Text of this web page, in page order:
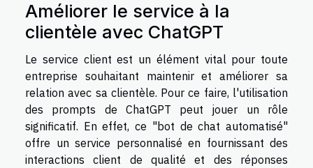
Améliorer le service à la
clientèle avec ChatGPT
Le service client est un élément vital pour toute
entreprise souhaitant maintenir et améliorer sa
relation avec sa clientèle. Pour ce faire, l'utilisation
des prompts de ChatGPT peut jouer un rôle
significatif. En effet, ce "bot de chat automatisé"
offre un service personnalisé en fournissant des
interactions client de qualité et des réponses